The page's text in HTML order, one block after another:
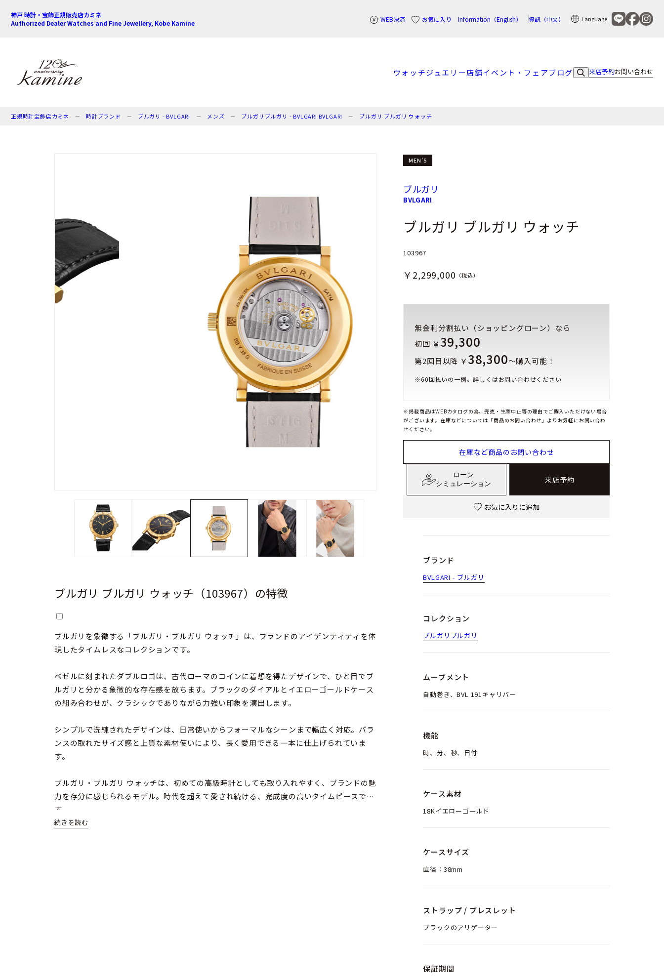
神戸 時計・宝飾正規販売店カミネ
Authorized Dealer Watches and Fine Jewellery, Kobe Kamine
WEB決済 お気に入り Information（English） 資訊（中文） Language
ウォッチジュエリー店舗イベント・フェアブログ 来店予約お問い合わせ
正規時計宝飾店カミネ 時計ブランド ブルガリ - BVLGARI メンズ ブルガリブルガリ - BVLGARI BVLGARI ブルガリ ブルガリ ウォッチ
ブルガリ ブルガリ ウォッチ（103967）の特徴
ブルガリを象徴する「ブルガリ・ブルガリ ウォッチ」は、ブランドのアイデンティティを体
現したタイムレスなコレクションです。
ベゼルに刻まれたダブルロゴは、古代ローマのコインに着想を得たデザインで、ひと目でブ
ルガリと分かる象徴的な存在感を放ちます。ブラックのダイアルとイエローゴールドケース
の組み合わせが、クラシックでありながら力強い印象を演出します。
シンプルで洗練されたデザインは、日常使いからフォーマルなシーンまで幅広く対応。バラ
ンスの取れたサイズ感と上質な素材使いにより、長く愛用できる一本に仕上げられていま
す。
ブルガリ・ブルガリ ウォッチは、初めての高級時計としても取り入れやすく、ブランドの魅
力を存分に感じられるモデル。時代を超えて愛され続ける、完成度の高いタイムピースで
す。
MEN'S
ブルガリ
BVLGARI
ブルガリ ブルガリ ウォッチ
103967
￥2,299,000 （税込）
無金利分割払い（ショッピングローン）なら
初回 ￥ 39,300
第2回目以降 ￥ 38,300～購入可能！
※60回払いの一例。詳しくはお問い合わせください
※掲載商品はWEBカタログの為、完売・生産中止等の理由でご購入いただけない場合
がございます。在庫などについては「商品のお問い合わせ」よりお気軽にお問い合わ
せください。
在庫など商品のお問い合わせ
ローン
シミュレーション
来店予約
お気に入りに追加
ブランド
BVLGARI - ブルガリ
コレクション
ブルガリブルガリ
ムーブメント
自動巻き、BVL 191キャリバー
機能
時、分、秒、日付
ケース素材
18Kイエローゴールド
ケースサイズ
直径：38mm
ストラップ / ブレスレット
ブラックのアリゲーター
保証期間